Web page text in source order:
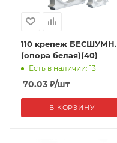
110 крепеж БЕСШУМН.
(опора белая)(40)
Есть в наличии: 13
70.03 ₽/шт
В КОРЗИНУ